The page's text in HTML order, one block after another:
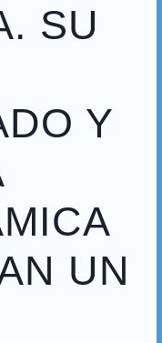
SU
Y
UN